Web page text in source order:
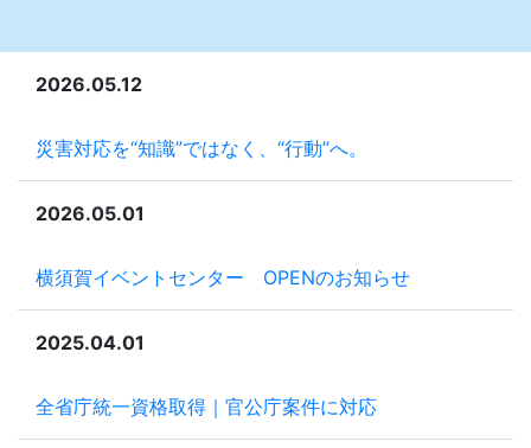
2026.05.12
災害対応を“知識”ではなく、“行動”へ。
2026.05.01
横須賀イベントセンター OPENのお知らせ
2025.04.01
全省庁統一資格取得｜官公庁案件に対応